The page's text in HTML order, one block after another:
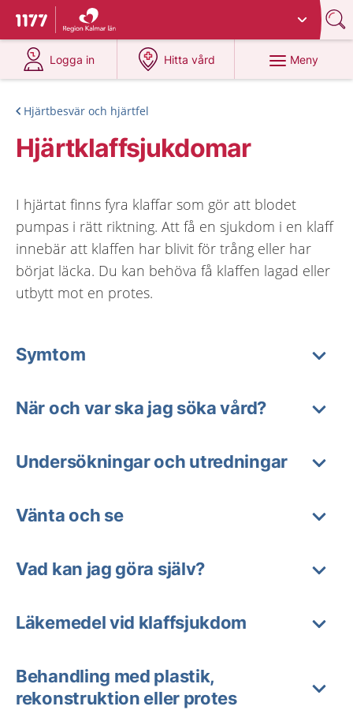
Till startsidan för 1177
Du har valt region
Logga in
på 1177.se
Hitta vård
på 1177.se
Meny
Hjärtbesvär och hjärtfel
Hjärtklaffsjukdomar
I hjärtat finns fyra klaffar som gör att blodet
pumpas i rätt riktning. Att få en sjukdom i en klaff
innebär att klaffen har blivit för trång eller har
börjat läcka. Du kan behöva få klaffen lagad eller
utbytt mot en protes.
Symtom
När och var ska jag söka vård?
Undersökningar och utredningar
Vänta och se
Vad kan jag göra själv?
Läkemedel vid klaffsjukdom
Behandling med plastik,
rekonstruktion eller protes